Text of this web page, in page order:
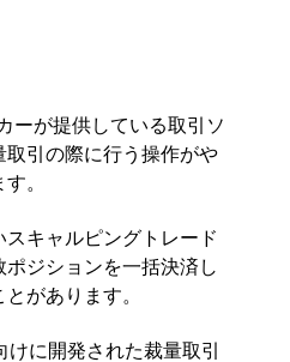
ーが提供している取引ソ
引の際に行う操作がや
。
キャルピングトレード
ジションを一括決済し
があります。
けに開発された裁量取引